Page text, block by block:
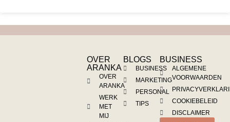
OVER
ARANKA
OVER
ARANKA
WERK
MET
MIJ
BLOGS
BUSINESS
MARKETING
PERSONAL
TIPS
BUSINESS
ALGEMENE
VOORWAARDEN
COOKIEBELEID
DISCLAIMER